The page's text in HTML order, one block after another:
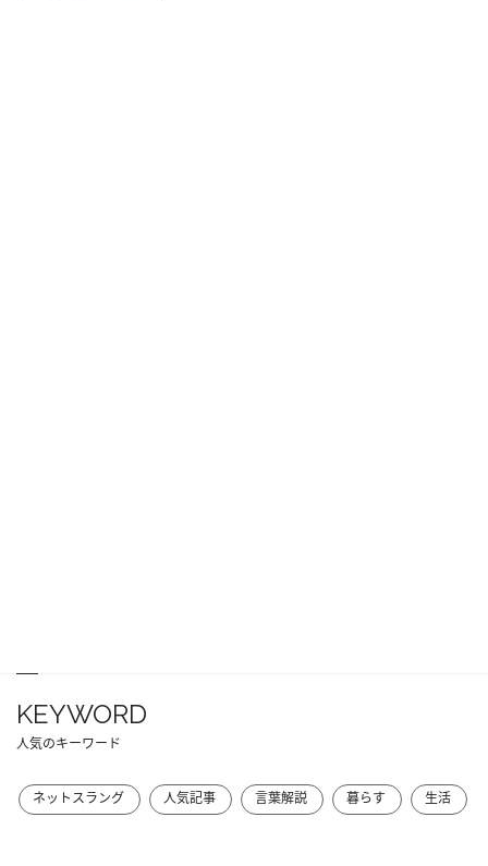
KEYWORD
人気のキーワード
ネットスラング 人気記事 言葉解説 暮らす 生活